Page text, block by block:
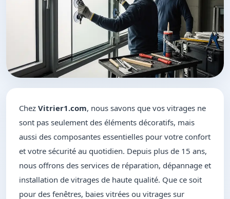
Chez Vitrier1.com, nous savons que vos vitrages ne
sont pas seulement des éléments décoratifs, mais
aussi des composantes essentielles pour votre confort
et votre sécurité au quotidien. Depuis plus de 15 ans,
nous offrons des services de réparation, dépannage et
installation de vitrages de haute qualité. Que ce soit
pour des fenêtres, baies vitrées ou vitrages sur